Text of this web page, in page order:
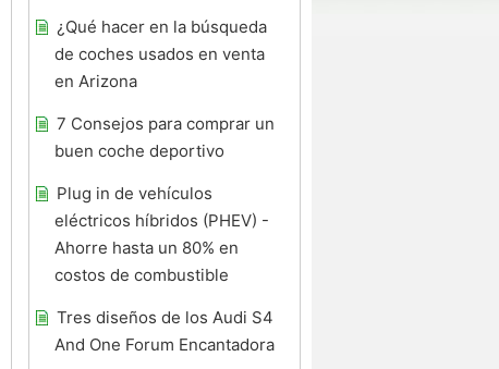
¿Qué hacer en la búsqueda
de coches usados ​​en venta
en Arizona
7 Consejos para comprar un
buen coche deportivo
Plug in de vehículos
eléctricos híbridos (PHEV) -
Ahorre hasta un 80% en
costos de combustible
Tres diseños de los Audi S4
And One Forum Encantadora